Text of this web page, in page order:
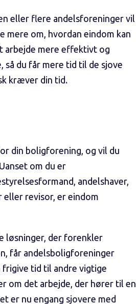
eller flere andelsforeninger vil
om, hvordan eindom kan
arbejde mere effektivt og
så du får mere tid til de sjove
kræver din tid.
din boligforening, og vil du
om du er
andelshaver,
revisor, er eindom
løsninger, der forenkler
får andelsboligforeninger
frigive tid til andre vigtige
om det arbejde, der hører til en
er nu engang sjovere med